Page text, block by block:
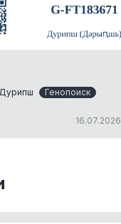
Дурипш
Генопоиск
16.07.2026